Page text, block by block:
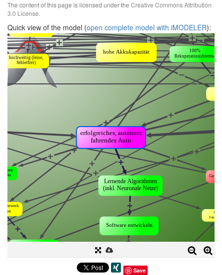
The content of this page is licensed under the Creative Commons Attribution
3.0 License.
Quick view of the model (open complete model with iMODELER):
Save